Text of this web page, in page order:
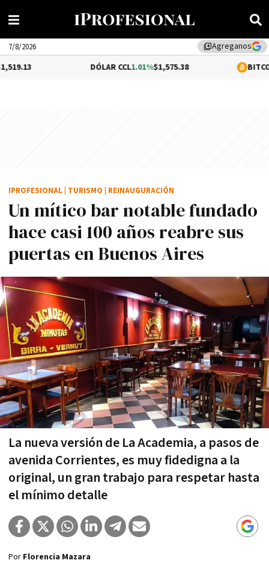
library_addAgreganos
7/8/2026
1.01%$1,575.38 0.48%
Un mítico bar notable fundado
hace casi 100 años reabre sus
puertas en Buenos Aires
La nueva versión de La Academia, a pasos de
avenida Corrientes, es muy fidedigna a la
original, un gran trabajo para respetar hasta
el mínimo detalle
IPROFESIONAL TURISMO REINAUGURACIÓN
Por Florencia Mazara